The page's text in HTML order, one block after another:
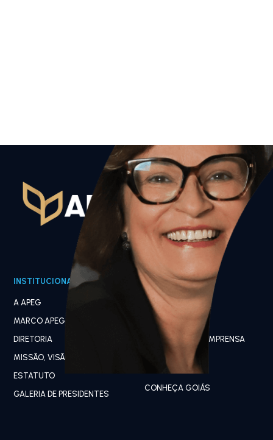
INSTITUCIONAL
A APEG
MARCO APEG
DIRETORIA
MISSÃO, VISÃO E VALORES
ESTATUTO
GALERIA DE PRESIDENTES
PUBLICAÇÕES
NOTÍCIAS
ARTIGOS
ASSESSORIA DE IMPRENSA
NOSSO ESTADO
CONHEÇA GOIÁS